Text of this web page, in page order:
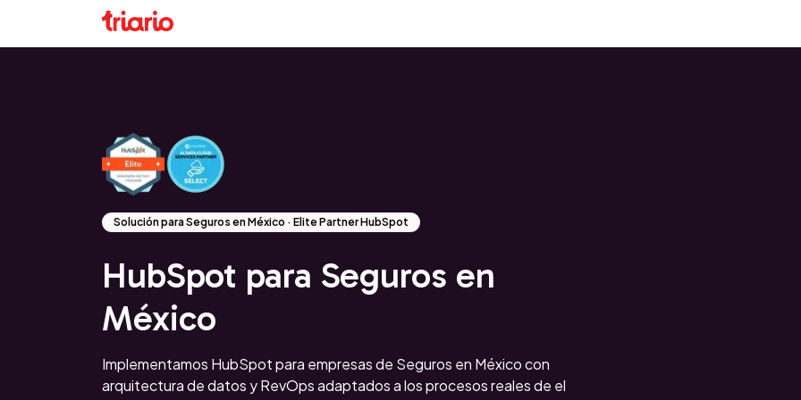
Solución para Seguros en México · Elite Partner HubSpot
HubSpot para Seguros en
México
Implementamos HubSpot para empresas de Seguros en México con
arquitectura de datos y RevOps adaptados a los procesos reales de el